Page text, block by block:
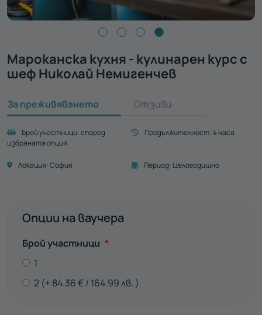
Мароканска кухня - кулинарен курс с
шеф Николай Немигенчев
За преживяването Отзиви
Брой участници:според
избраната опция
Продължителност:4 часа
Локация:София Период: Целогодишно
Опции на ваучера
Брой участници Задължително
*
1
2
84.36€ 164.99лв.